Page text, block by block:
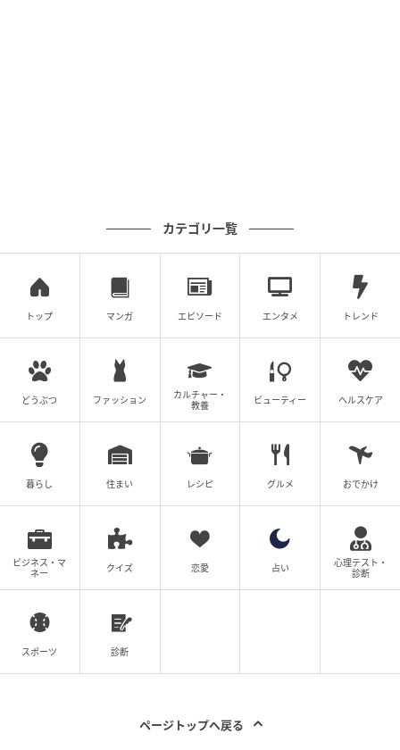
ウーマンエキサイト
カテゴリ一覧
トップ マンガ エピソード エンタメ トレンド
どうぶつ ファッション
カルチャー・
教養
ビューティー ヘルスケア
暮らし 住まい レシピ グルメ おでかけ
ビジネス・マ
ネー
クイズ 恋愛 占い
心理テスト・
診断
スポーツ 診断
ページトップへ戻る